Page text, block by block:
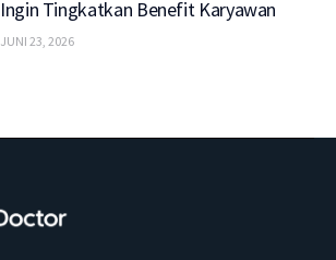
Ingin Tingkatkan Benefit Karyawan
JUNI 23, 2026